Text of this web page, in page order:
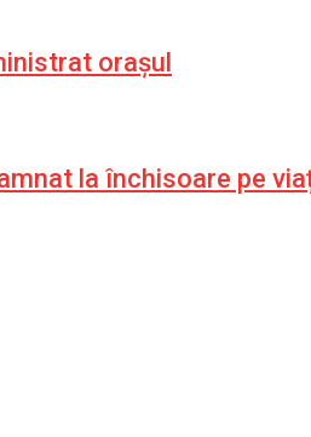
orașul
la închisoare pe